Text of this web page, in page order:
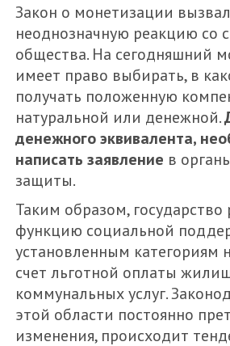
Закон о монетизации вызвал
неоднозначную реакцию со
общества. На сегодняшний
имеет право выбирать, в
получать положенную
натуральной или денежной.
денежного эквивалента,
написать заявление в
защиты.
Таким образом, государство
функцию социальной
установленным категориям
счет льготной оплаты
коммунальных услуг.
этой области постоянно
изменения, происходит